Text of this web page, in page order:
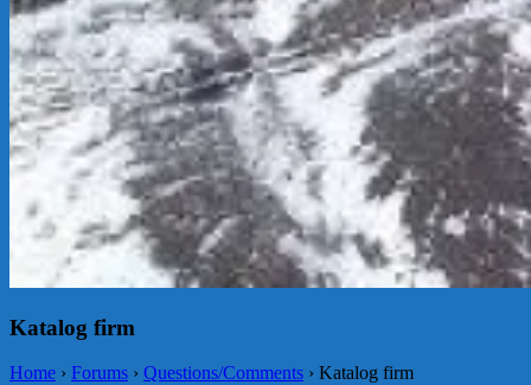
Katalog firm
Home › Forums › Questions/Comments › Katalog firm